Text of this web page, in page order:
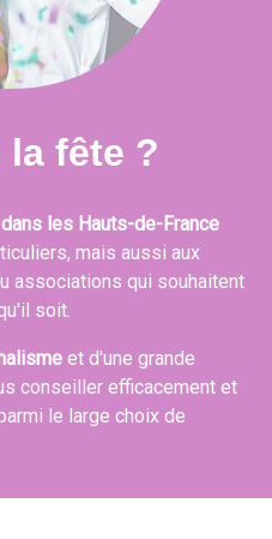
la fête ?
les Hauts-de-France
mais aussi aux
associations qui souhaitent
soit.
et d'une grande
conseiller efficacement et
le large choix de